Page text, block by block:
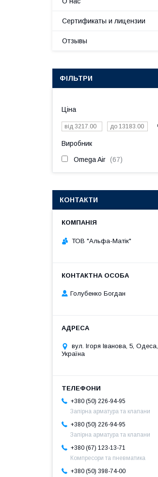
Сертификаты и лицензии
Отзывы
ФІЛЬТРИ
Ціна
Виробник
Omega Air 67
КОНТАКТИ
ТОВ "Альфа-Матік"
Голубенко Богдан
вул. Ігоря Іванова, 5, Одеса,
Україна
+380 (50) 226-94-95
Запірна арматура та клапани
+380 (50) 226-94-95
Запірна арматура та клапани
+380 (67) 123-13-71
Компресори та пневматика
+380 (50) 398-74-00